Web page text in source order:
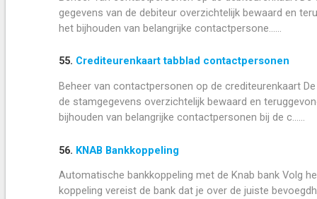
gegevens van de debiteur overzichtelijk bewaard en
het bijhouden van belangrijke contactpersone......
55. Crediteurenkaart tabblad contactpersonen
Beheer van contactpersonen op de crediteurenkaart
de stamgegevens overzichtelijk bewaard en
bijhouden van belangrijke contactpersonen bij de c......
56. KNAB Bankkoppeling
Automatische bankkoppeling met de Knab bank Volg
koppeling vereist de bank dat je over de juiste